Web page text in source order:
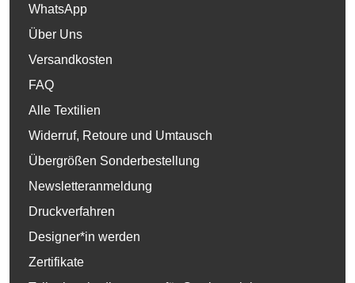
WhatsApp
Über Uns
Versandkosten
FAQ
Alle Textilien
Widerruf, Retoure und Umtausch
Übergrößen Sonderbestellung
Newsletteranmeldung
Druckverfahren
Designer*in werden
Zertifikate